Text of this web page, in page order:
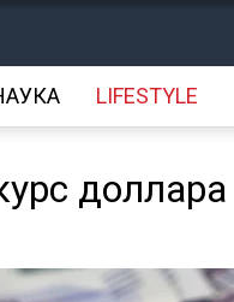
LIFESTYLE
доллара